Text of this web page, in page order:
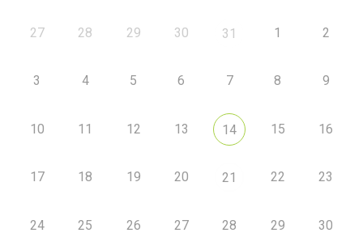
27 28 29 30 31 1 2
3 4 5 6 7 8 9
10 11 12 13 14 15 16
17 18 19 20 21 22 23
24 25 26 27 28 29 30